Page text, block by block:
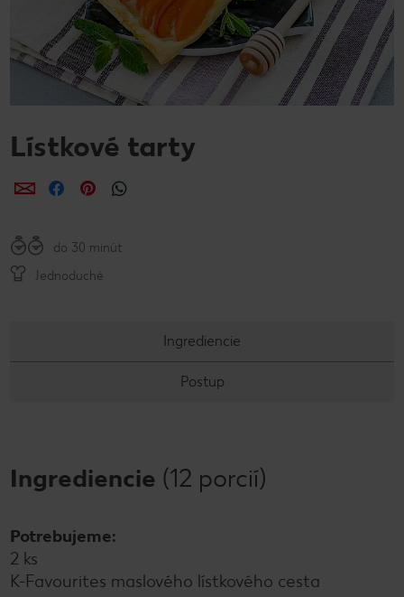
Lístkové tarty
ZdieľaťZdieľaťZdieľať
do 30 minút
Jednoduché
Ingrediencie
Postup
Ingrediencie (12 porcií)
Potrebujeme:
2 ks
K-Favourites maslového lístkového cesta